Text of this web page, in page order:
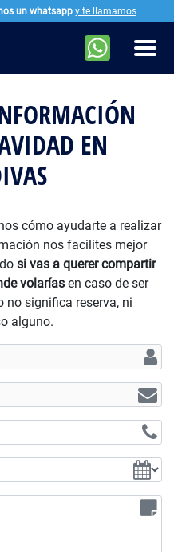
EN
cómo ayudarte a realizar
nos facilites mejor
si vas a querer compartir
volarías en caso de ser
no significa reserva, ni
alguno.
un whatsapp y te llamamos